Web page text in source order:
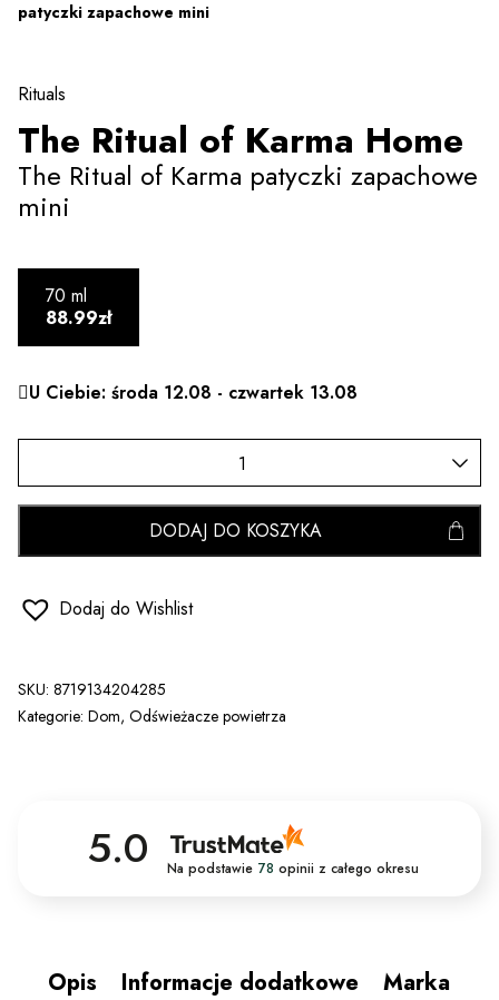
patyczki zapachowe mini
Rituals
The Ritual of Karma Home
The Ritual of Karma patyczki zapachowe
mini
70 ml
88.99zł
U Ciebie: środa 12.08 - czwartek 13.08
DODAJ DO KOSZYKA
Dodaj do Wishlist
SKU: 8719134204285
Kategorie: Dom, Odświeżacze powietrza
5.0 Na podstawie 78 opinii z całego okresu
Opis Informacje dodatkowe
Marka